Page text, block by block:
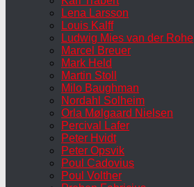
Lena Larsson
Louis Kalff
Ludwig Mies van der Rohe
Marcel Breuer
Mark Held
Martin Stoll
Milo Baughman
Nordahl Solheim
Orla Mølgaard Nielsen
Percival Lafer
Peter Hvidt
Peter Opsvik
Poul Cadovius
Poul Volther